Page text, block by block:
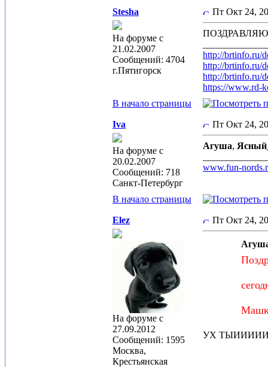
Stesha
На форуме с
21.02.2007
Сообщений: 4704
г.Пятигорск
Пт Окт 24,
http://brtinfo.ru/
http://brtinfo.ru/
http://brtinfo.ru/
https://www.rd-
В начало страницы
Iva
На форуме с
20.02.2007
Сообщений: 718
Санкт-Петербург
Пт Окт 24,
Агуша,
www.fun-
В начало страницы
Elez
На форуме с
27.09.2012
Сообщений: 1595
Москва,
Крестьянская
Пт Окт 24,
УХ ТЫИИИИИ